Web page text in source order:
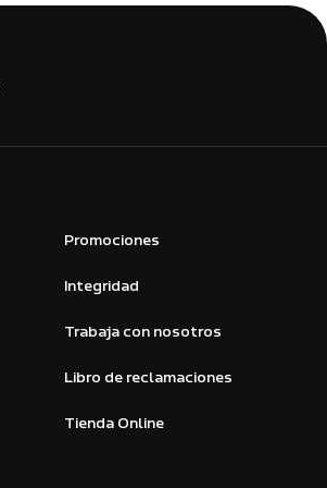
Promociones
Integridad
Trabaja con nosotros
Libro de reclamaciones
Tienda Online